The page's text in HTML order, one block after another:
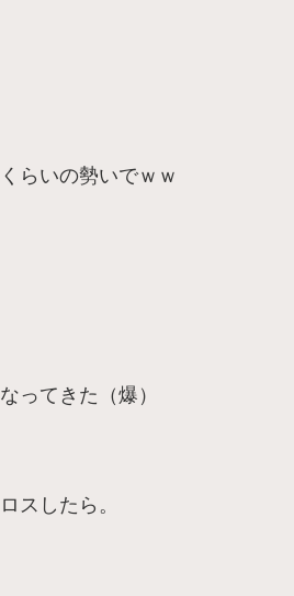
らいの勢いでｗｗ
ってきた（爆）
スしたら。